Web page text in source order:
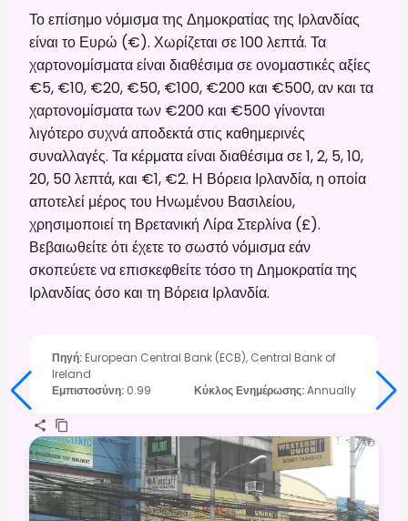
Το επίσημο νόμισμα της Δημοκρατίας της Ιρλανδίας
είναι το Ευρώ (€). Χωρίζεται σε 100 λεπτά. Τα
χαρτονομίσματα είναι διαθέσιμα σε ονομαστικές αξίες
€5, €10, €20, €50, €100, €200 και €500, αν και τα
χαρτονομίσματα των €200 και €500 γίνονται
λιγότερο συχνά αποδεκτά στις καθημερινές
συναλλαγές. Τα κέρματα είναι διαθέσιμα σε 1, 2, 5, 10,
20, 50 λεπτά, και €1, €2. Η Βόρεια Ιρλανδία, η οποία
αποτελεί μέρος του Ηνωμένου Βασιλείου,
χρησιμοποιεί τη Βρετανική Λίρα Στερλίνα (£).
Βεβαιωθείτε ότι έχετε το σωστό νόμισμα εάν
σκοπεύετε να επισκεφθείτε τόσο τη Δημοκρατία της
Ιρλανδίας όσο και τη Βόρεια Ιρλανδία.
Πηγή: European Central Bank (ECB), Central Bank of
Ireland
Εμπιστοσύνη: 0.99 Κύκλος Ενημέρωσης:Annually